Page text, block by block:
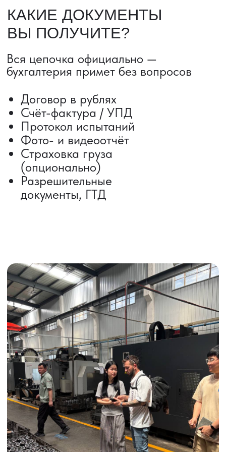
ВЫКУП ТОВАРОВ ИЗ КИТАЯ
Выкуп от 1 000 000 ₽
Выкуп с Alibaba
ИНДИВИДУАЛЬНЫЕ УСЛУГИ
Выгодные условия
Сертификация грузов
Консолидация грузов
Сопровождение грузов
Таможенное оформление
Страхование груза
Временное хранение
Организация производства
Проверка качества товара
Оплата и переговоры
с поставщиком
Инспекция поставщика
Получить консультацию
ДОСТАВКА ТОВАРОВ ИЗ КИТАЯ
Сроки от 5 дней
Авиадоставка
Сборный груз
Железнодорожные перевозки
Автогрузоперевозки
Контейнерные перевозки
Доставка образцов
Получить консультацию